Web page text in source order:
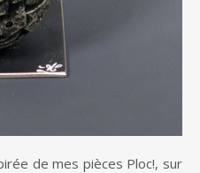
de mes pièces Ploc!, sur